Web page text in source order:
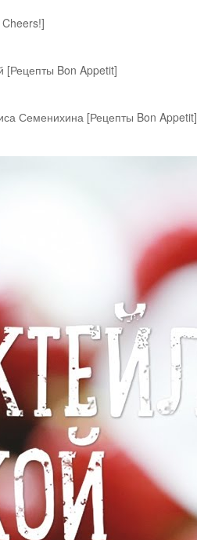
[Рецепты Bon Appetit]
Семенихина [Рецепты Bon Appetit]